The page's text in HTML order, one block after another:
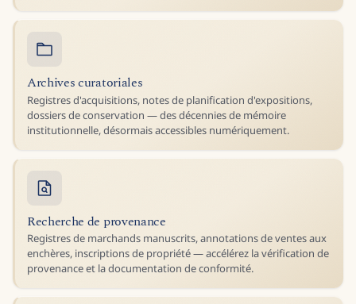
Archives curatoriales
Registres d'acquisitions, notes de planification d'expositions,
dossiers de conservation — des décennies de mémoire
institutionnelle, désormais accessibles numériquement.
Recherche de provenance
Registres de marchands manuscrits, annotations de ventes aux
enchères, inscriptions de propriété — accélérez la vérification de
provenance et la documentation de conformité.